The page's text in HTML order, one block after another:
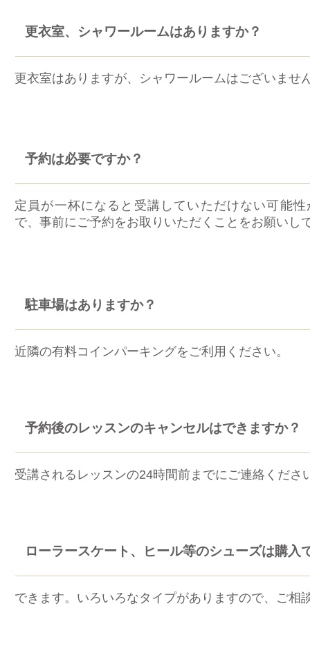
更衣室、シャワールームはありますか？
更衣室はありますが、シャワールームはございませ
予約は必要ですか？
定員が一杯になると受講していただけない可能
で、事前にご予約をお取りいただくことをお願いし
駐車場はありますか？
近隣の有料コインパーキングをご利用ください。
予約後のレッスンのキャンセルはできますか？
受講されるレッスンの24時間前までにご連絡くださ
ローラースケート、ヒール等のシューズは購入
できます。いろいろなタイプがありますので、ご相